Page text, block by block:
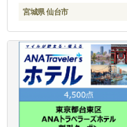
宮城県 仙台市